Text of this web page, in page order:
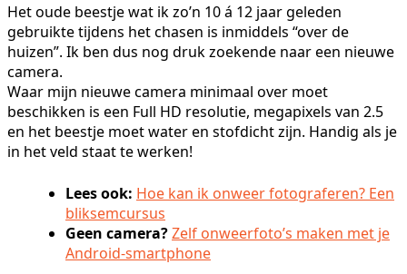
Het oude beestje wat ik zo’n 10 á 12 jaar geleden
gebruikte tijdens het chasen is inmiddels “over de
huizen”. Ik ben dus nog druk zoekende naar een nieuwe
camera.
Waar mijn nieuwe camera minimaal over moet
beschikken is een Full HD resolutie, megapixels van 2.5
en het beestje moet water en stofdicht zijn. Handig als je
in het veld staat te werken!
Lees ook: Hoe kan ik onweer fotograferen? Een
bliksemcursus
Geen camera?Zelf onweerfoto’s maken met je
Android-smartphone